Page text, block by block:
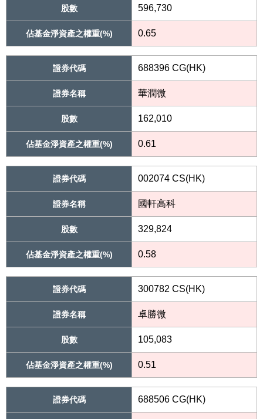
股數 596,730
佔基金淨資產之權重(%) 0.65
證券代碼 688396 CG(HK)
證券名稱 華潤微
股數 162,010
佔基金淨資產之權重(%) 0.61
證券代碼 002074 CS(HK)
證券名稱 國軒高科
股數 329,824
佔基金淨資產之權重(%) 0.58
證券代碼 300782 CS(HK)
證券名稱 卓勝微
股數 105,083
佔基金淨資產之權重(%) 0.51
證券代碼 688506 CG(HK)